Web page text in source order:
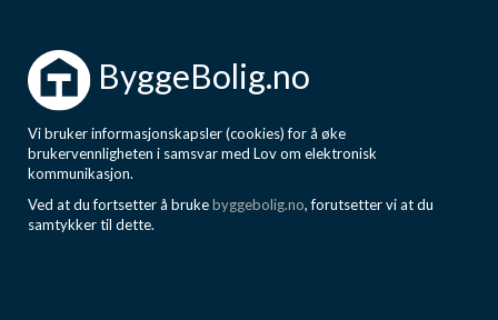
ByggeBolig.no
Vi bruker informasjonskapsler (cookies) for å øke
brukervennligheten i samsvar med Lov om elektronisk
kommunikasjon.
Ved at du fortsetter å brukebyggebolig.no, forutsetter vi at du
samtykker til dette.